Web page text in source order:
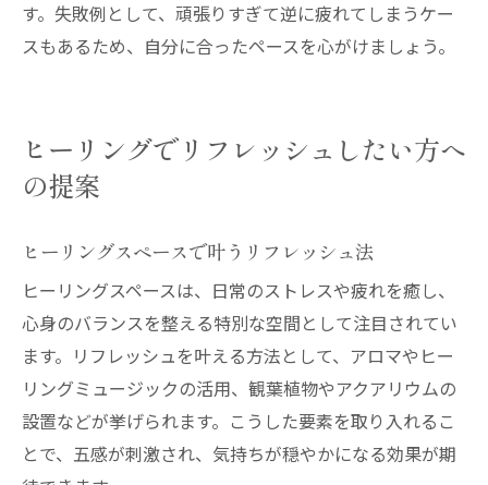
す。失敗例として、頑張りすぎて逆に疲れてしまうケー
スもあるため、自分に合ったペースを心がけましょう。
ヒーリングでリフレッシュしたい方へ
の提案
ヒーリングスペースで叶うリフレッシュ法
ヒーリングスペースは、日常のストレスや疲れを癒し、
心身のバランスを整える特別な空間として注目されてい
ます。リフレッシュを叶える方法として、アロマやヒー
リングミュージックの活用、観葉植物やアクアリウムの
設置などが挙げられます。こうした要素を取り入れるこ
とで、五感が刺激され、気持ちが穏やかになる効果が期